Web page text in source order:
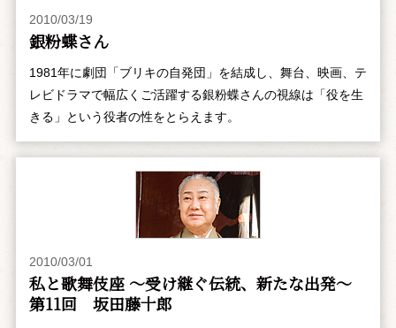
2010/03/19
銀粉蝶さん
1981年に劇団「ブリキの自発団」を結成し、舞台、映画、テ
レビドラマで幅広くご活躍する銀粉蝶さんの視線は「役を生
きる」という役者の性をとらえます。
2010/03/01
私と歌舞伎座 ～受け継ぐ伝統、新たな出発～
第11回 坂田藤十郎